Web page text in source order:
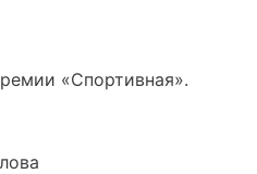
«Спортивная».